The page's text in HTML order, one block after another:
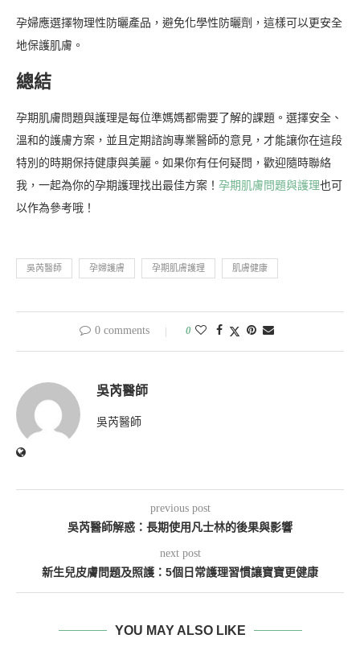
孕婦應選擇物理性防曬產品，避免化學性防曬劑，這樣可以更安全
地保護肌膚。
總結
孕期肌膚問題與護理是每位準媽媽都需要了解的課題。選擇安全、
溫和的護膚方案，並且定期諮詢專業醫師的意見，才能讓你在這段
特別的時期保持健康與美麗。如果你有任何疑問，歡迎隨時聯絡
我，一起為你的孕期護理找出最佳方案！ 孕期肌膚問題與護理也可
以作為參考哦！
吳芮醫師 孕婦護膚 孕期肌膚護理 肌膚健康
0 comments 0
吳芮醫師
吳芮醫師
previous post
吳芮醫師解惑：長期使用凡士林的後果與影響
next post
新生兒皮膚問題及照護：5個日常護理習慣讓寶寶更健康
YOU MAY ALSO LIKE